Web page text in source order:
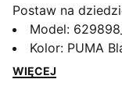
Postaw na
Ma kultowe
dwukierunkowy
boczne oraz
Model:
Kolor: PUMA
WIĘCEJ